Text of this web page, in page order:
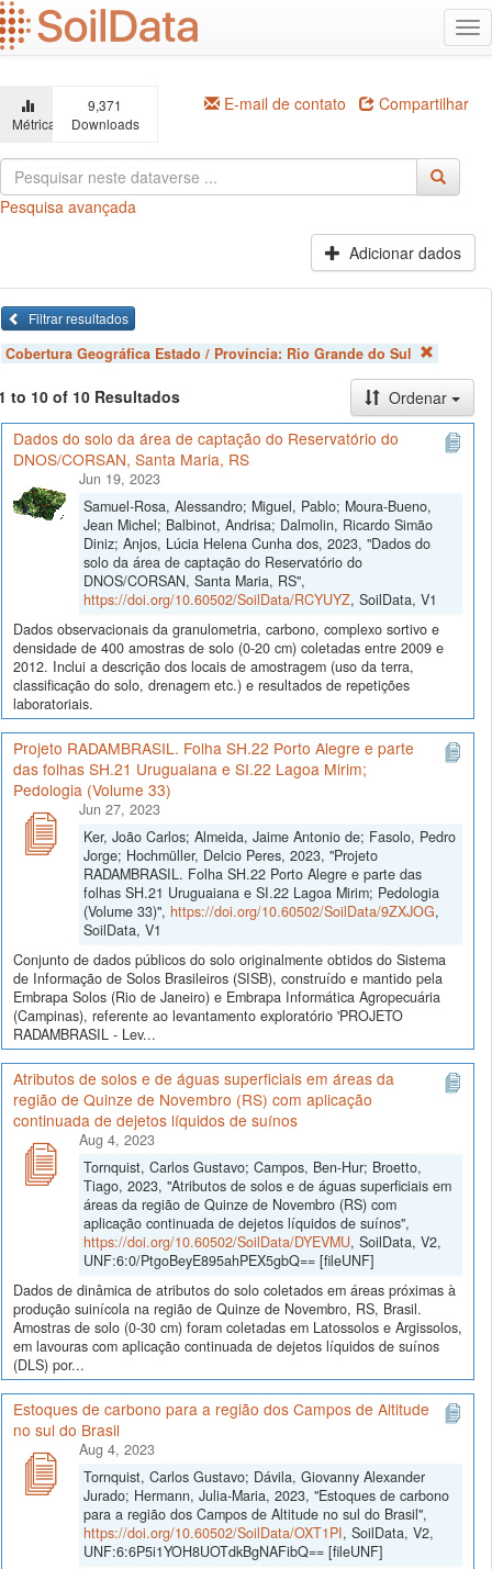
Ir
para
o
principal
Métricas
9,371
Downloads
E-mail de contato Compartilhar
Pesquisa avançada
Adicionar dados
Filtrar resultados
Cobertura Geográfica Estado / Província: Rio Grande do Sul
to 10 of 10 Resultados
Ordenar
Dados do solo da área de captação do Reservatório do
DNOS/CORSAN, Santa Maria, RS
Jun 19, 2023
Samuel-Rosa, Alessandro; Miguel, Pablo; Moura-Bueno,
Jean Michel; Balbinot, Andrisa; Dalmolin, Ricardo Simão
Diniz; Anjos, Lúcia Helena Cunha dos, 2023, "Dados do
solo da área de captação do Reservatório do
DNOS/CORSAN, Santa Maria, RS",
https://doi.org/10.60502/SoilData/RCYUYZ, SoilData, V1
Dados observacionais da granulometria, carbono, complexo sortivo e
densidade de 400 amostras de solo (0-20 cm) coletadas entre 2009 e
2012. Inclui a descrição dos locais de amostragem (uso da terra,
classificação do solo, drenagem etc.) e resultados de repetições
laboratoriais.
Projeto RADAMBRASIL. Folha SH.22 Porto Alegre e parte
das folhas SH.21 Uruguaiana e SI.22 Lagoa Mirim;
Pedologia (Volume 33)
Jun 27, 2023
Ker, João Carlos; Almeida, Jaime Antonio de; Fasolo, Pedro
Jorge; Hochmüller, Delcio Peres, 2023, "Projeto
RADAMBRASIL. Folha SH.22 Porto Alegre e parte das
folhas SH.21 Uruguaiana e SI.22 Lagoa Mirim; Pedologia
(Volume 33)", https://doi.org/10.60502/SoilData/9ZXJOG,
SoilData, V1
Conjunto de dados públicos do solo originalmente obtidos do Sistema
de Informação de Solos Brasileiros (SISB), construído e mantido pela
Embrapa Solos (Rio de Janeiro) e Embrapa Informática Agropecuária
(Campinas), referente ao levantamento exploratório 'PROJETO
RADAMBRASIL - Lev...
Atributos de solos e de águas superficiais em áreas da
região de Quinze de Novembro (RS) com aplicação
continuada de dejetos líquidos de suínos
Aug 4, 2023
Tornquist, Carlos Gustavo; Campos, Ben-Hur; Broetto,
Tiago, 2023, "Atributos de solos e de águas superficiais em
áreas da região de Quinze de Novembro (RS) com
aplicação continuada de dejetos líquidos de suínos",
https://doi.org/10.60502/SoilData/DYEVMU, SoilData, V2,
UNF:6:0/PtgoBeyE895ahPEX5gbQ== [fileUNF]
Dados de dinâmica de atributos do solo coletados em áreas próximas à
produção suinícola na região de Quinze de Novembro, RS, Brasil.
Amostras de solo (0-30 cm) foram coletadas em Latossolos e Argissolos,
em lavouras com aplicação continuada de dejetos líquidos de suínos
(DLS) por...
Estoques de carbono para a região dos Campos de Altitude
no sul do Brasil
Aug 4, 2023
Tornquist, Carlos Gustavo; Dávila, Giovanny Alexander
Jurado; Hermann, Julia-Maria, 2023, "Estoques de carbono
para a região dos Campos de Altitude no sul do Brasil",
https://doi.org/10.60502/SoilData/OXT1PI, SoilData, V2,
UNF:6:6P5i1YOH8UOTdkBgNAFibQ== [fileUNF]